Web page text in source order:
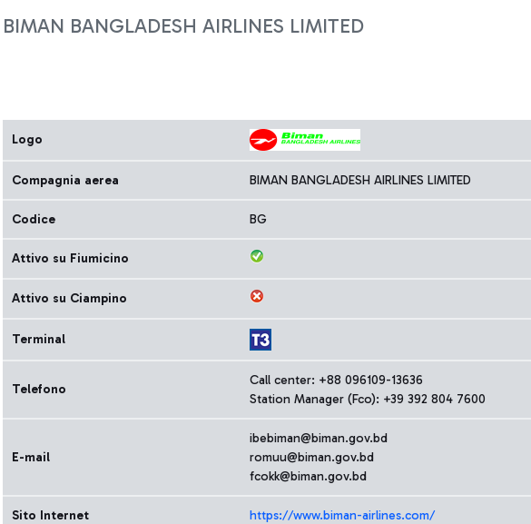
BIMAN BANGLADESH AIRLINES LIMITED
Logo
Compagnia aerea BIMAN BANGLADESH AIRLINES LIMITED
Codice BG
Attivo su Fiumicino
Attivo su Ciampino
Terminal
Telefono
Call center: +88 096109-13636
Station Manager (Fco): +39 392 804 7600
E-mail
ibebiman@biman.gov.bd
romuu@biman.gov.bd
fcokk@biman.gov.bd
Sito Internet https://www.biman-airlines.com/